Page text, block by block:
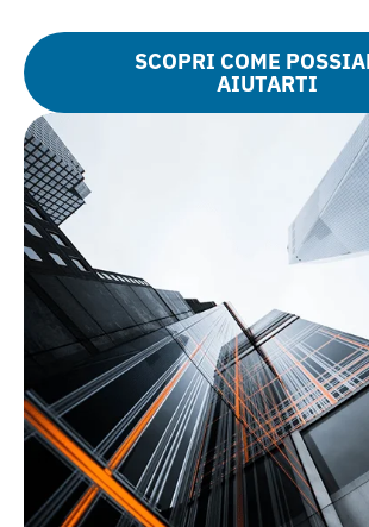
SCOPRI COME
AIUTARTI